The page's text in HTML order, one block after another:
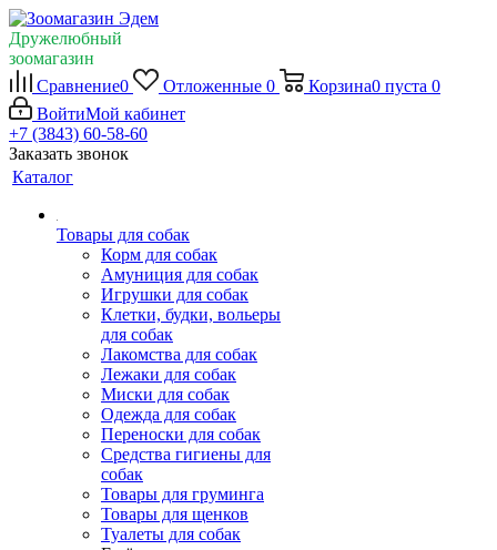
Дружелюбный
зоомагазин
Сравнение0 Отложенные 0 Корзина0 пуста 0
ВойтиМой кабинет
+7 (3843) 60-58-60
Заказать звонок
Каталог
Товары для собак
Корм для собак
Амуниция для собак
Игрушки для собак
Клетки, будки, вольеры
для собак
Лакомства для собак
Лежаки для собак
Миски для собак
Одежда для собак
Переноски для собак
Средства гигиены для
собак
Товары для груминга
Товары для щенков
Туалеты для собак